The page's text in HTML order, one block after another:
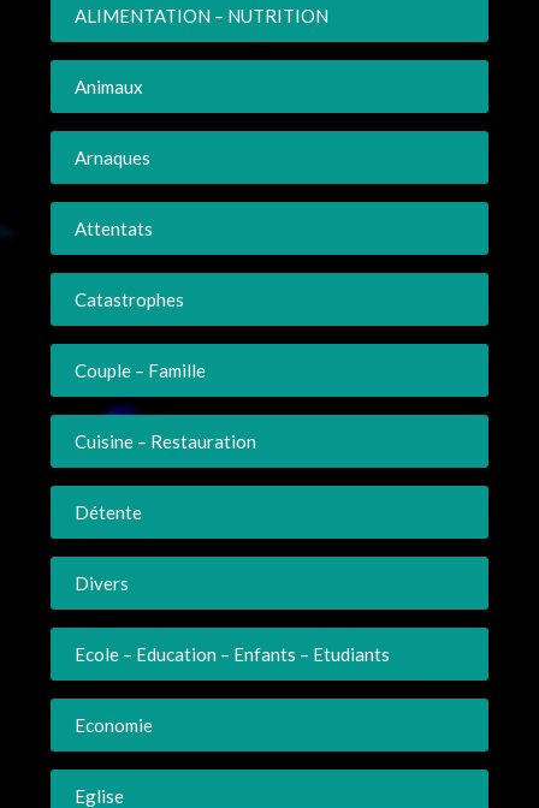
ALIMENTATION – NUTRITION
Animaux
Arnaques
Attentats
Catastrophes
Couple – Famille
Cuisine – Restauration
Détente
Divers
Ecole – Education – Enfants – Etudiants
Economie
Eglise